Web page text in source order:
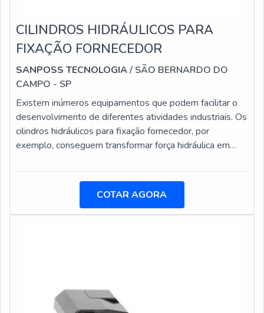
CILINDROS HIDRÁULICOS PARA
FIXAÇÃO FORNECEDOR
SANPOSS TECNOLOGIA/ SÃO BERNARDO DO
CAMPO - SP
Existem inúmeros equipamentos que podem facilitar o
desenvolvimento de diferentes atividades industriais. Os
cilindros hidráulicos para fixação fornecedor, por
exemplo, conseguem transformar força hidráulica em
equipamentos pesados consigam desenvolver suas
hidráulicos podem ser encontrados em grande escala em
indústrias de usinagem e empresas do meio automotivo
COTAR AGORA